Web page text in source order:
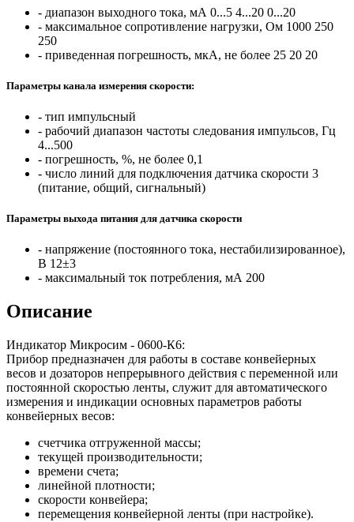
‑ диапазон выходного тока, мА 0...5 4...20 0...20
‑ максимальное сопротивление нагрузки, Ом 1000 250
250
‑ приведенная погрешность, мкА, не более 25 20 20
Параметры канала измерения скорости:
‑ тип импульсный
‑ рабочий диапазон частоты следования импульсов, Гц
4...500
‑ погрешность, %, не более 0,1
‑ число линий для подключения датчика скорости 3
(питание, общий, сигнальный)
Параметры выхода питания для датчика скорости
‑ напряжение (постоянного тока, нестабилизированное),
В 12±3
‑ максимальный ток потребления, мА 200
Описание
Индикатор Микросим - 0600-К6:
Прибор предназначен для работы в составе конвейерных
весов и дозаторов непрерывного действия с переменной или
постоянной скоростью ленты, служит для автоматического
измерения и индикации основных параметров работы
конвейерных весов:
счетчика отгруженной массы;
текущей производительности;
времени счета;
линейной плотности;
скорости конвейера;
перемещения конвейерной ленты (при настройке).